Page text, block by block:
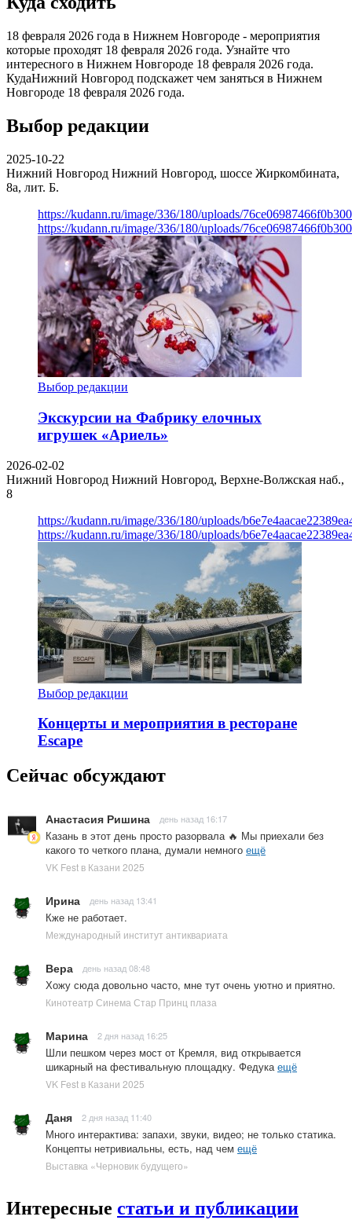
18 февраля 2026 года в Нижнем Новгороде - мероприятия
которые проходят 18 февраля 2026 года. Узнайте что
интересного в Нижнем Новгороде 18 февраля 2026 года.
КудаНижний Новгород подскажет чем заняться в Нижнем
Новгороде 18 февраля 2026 года.
Выбор редакции
2025-10-22
Нижний Новгород Нижний Новгород, шоссе Жиркомбината,
8а, лит. Б.
https://kudann.ru/image/336/180/uploads/
https://kudann.ru/image/336/180/uploads/
Выбор редакции
Экскурсии на Фабрику елочных
игрушек «Ариель»
2026-02-02
Нижний Новгород Нижний Новгород, Верхне-Волжская наб.,
8
https://kudann.ru/image/336/180/uploads/
https://kudann.ru/image/336/180/uploads/
Выбор редакции
Концерты и мероприятия в ресторане
Escape
Сейчас обсуждают
Анастасия Ришина день назад 16:17
Казань в этот день просто разорвала 🔥 Мы приехали без
какого то четкого плана, думали немного ещё
VK Fest в Казани 2025
Ирина день назад 13:41
Кже не работает.
Международный институт антиквариата
Вера день назад 08:48
Хожу сюда довольно часто, мне тут очень уютно и приятно.
Кинотеатр Синема Стар Принц плаза
Марина 2 дня назад 16:25
Шли пешком через мост от Кремля, вид открывается
шикарный на фестивальную площадку. Федукаещё
VK Fest в Казани 2025
Даня 2 дня назад 11:40
Много интерактива: запахи, звуки, видео; не только статика.
Концепты нетривиальны, есть, над чем ещё
Выставка «Черновик будущего»
Интересные статьи и публикации